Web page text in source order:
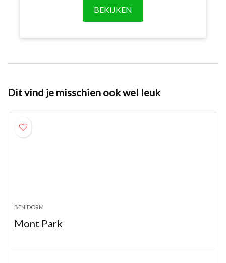
BEKIJKEN
Dit vind je misschien ook wel leuk
BENIDORM
Mont Park